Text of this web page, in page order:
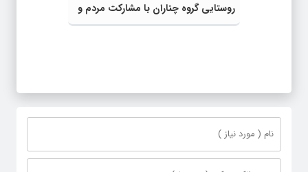
روستایی گروه چناران با مشارکت مردم و
اعتبارات دولتی